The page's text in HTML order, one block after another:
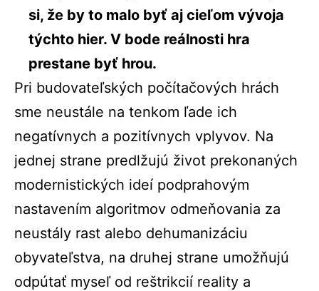
si, že by to malo byť aj cieľom vývoja
týchto hier. V bode reálnosti hra
prestane byť hrou.
Pri budovateľských počítačových hrách
sme neustále na tenkom ľade ich
negatívnych a pozitívnych vplyvov. Na
jednej strane predlžujú život prekonaných
modernistických ideí podprahovým
nastavením algoritmov odmeňovania za
neustály rast alebo dehumanizáciu
obyvateľstva, na druhej strane umožňujú
odpútať myseľ od reštrikcií reality a